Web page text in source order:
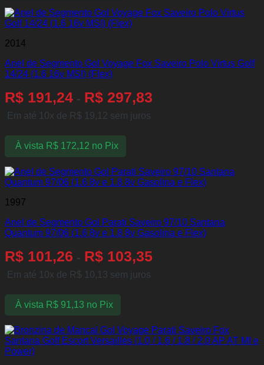
2014
Anel de Segmento Gol Voyage Fox Saveiro Polo Virtus Golf
14/24 (1.6 16v MSI) (Flex)
R$ 191,24 - R$ 297,83
Em até 10x de R$ 19,12 sem juros
À vista R$172,12 no Pix
1997
Anel de Segmento Gol Parati Saveiro 97/10 Santana
Quantum 97/06 (1.6 8v e 1.8 8v Gasolina e Flex)
R$ 101,26 - R$ 103,35
Em até 10x de R$ 10,13 sem juros
À vista R$91,13 no Pix